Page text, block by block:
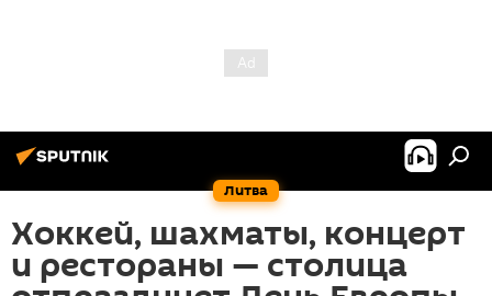
Литва
Хоккей, шахматы, концерт
и рестораны — столица